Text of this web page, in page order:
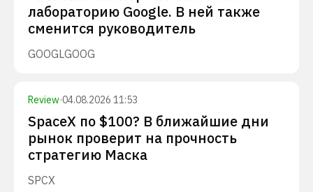
лабораторию Google. В ней также
сменится руководитель
GOOGLGOOG
Review·04.08.2026 11:53
SpaceX по $100? В ближайшие дни
рынок проверит на прочность
стратегию Маска
SPCX